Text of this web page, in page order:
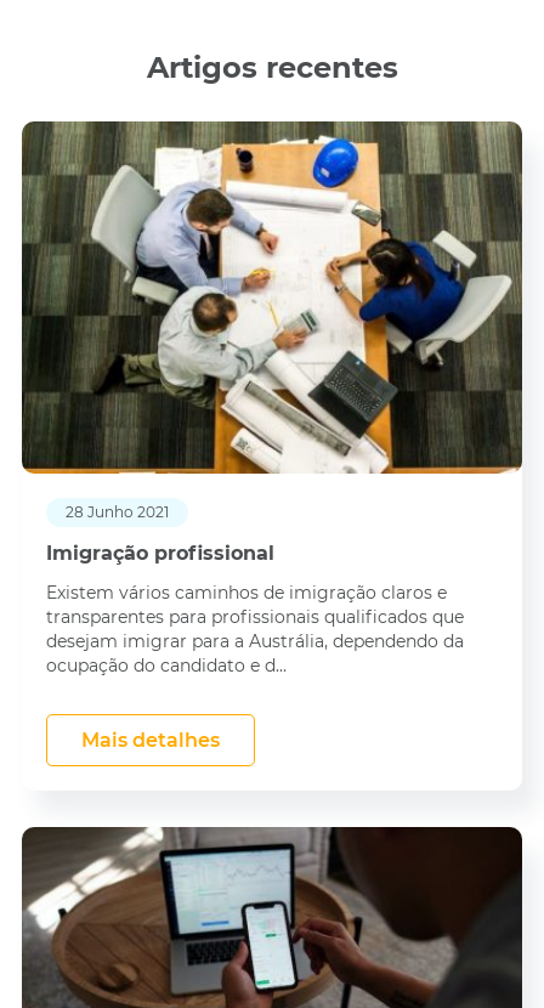
Artigos recentes
28 Junho 2021
Imigração profissional
Existem vários caminhos de imigração claros e
transparentes para profissionais qualificados que
desejam imigrar para a Austrália, dependendo da
ocupação do candidato e d...
Mais detalhes